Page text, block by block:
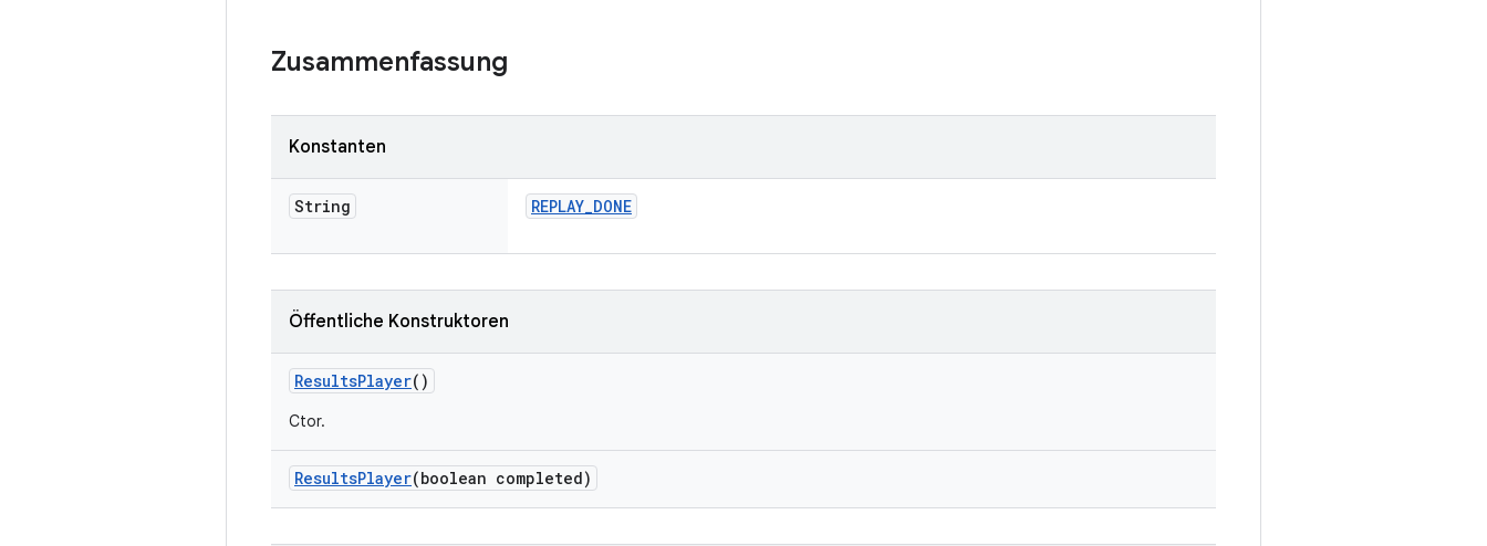
Zusammenfassung
Konstanten
String REPLAY_DONE
Öffentliche Konstruktoren
ResultsPlayer()
Ctor.
ResultsPlayer(boolean completed)